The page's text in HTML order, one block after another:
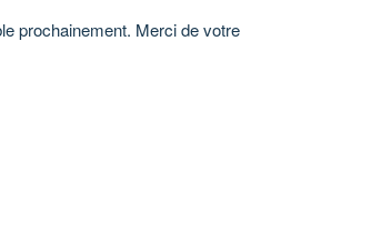
prochainement. Merci de votre